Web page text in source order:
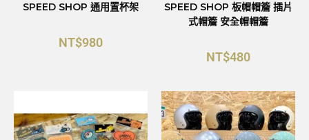
SPEED SHOP 通用置杯架
NT$980
SPEED SHOP 板帽帽簷 插片
式帽簷 安全帽帽簷
NT$480